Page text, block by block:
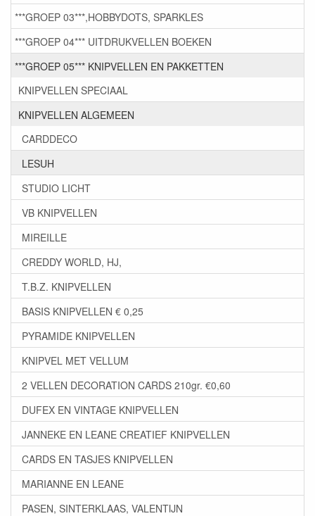
***GROEP 03***,HOBBYDOTS, SPARKLES
***GROEP 04*** UITDRUKVELLEN BOEKEN
***GROEP 05*** KNIPVELLEN EN PAKKETTEN
KNIPVELLEN SPECIAAL
KNIPVELLEN ALGEMEEN
CARDDECO
LESUH
STUDIO LICHT
VB KNIPVELLEN
MIREILLE
CREDDY WORLD, HJ,
T.B.Z. KNIPVELLEN
BASIS KNIPVELLEN € 0,25
PYRAMIDE KNIPVELLEN
KNIPVEL MET VELLUM
2 VELLEN DECORATION CARDS 210gr. €0,60
DUFEX EN VINTAGE KNIPVELLEN
JANNEKE EN LEANE CREATIEF KNIPVELLEN
CARDS EN TASJES KNIPVELLEN
MARIANNE EN LEANE
PASEN, SINTERKLAAS, VALENTIJN